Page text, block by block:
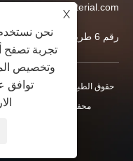
material.com
رقم 6 طريق ونتشوان، حي باوشان، شنغهاي، الصين
محفوظة.
RSS
X
نحن
تجربة تصفح
وتخصيص
توافق